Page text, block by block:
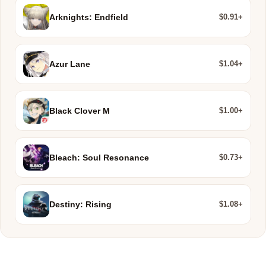
Arknights: Endfield $0.91+
Azur Lane $1.04+
Black Clover M $1.00+
Bleach: Soul Resonance $0.73+
Destiny: Rising $1.08+